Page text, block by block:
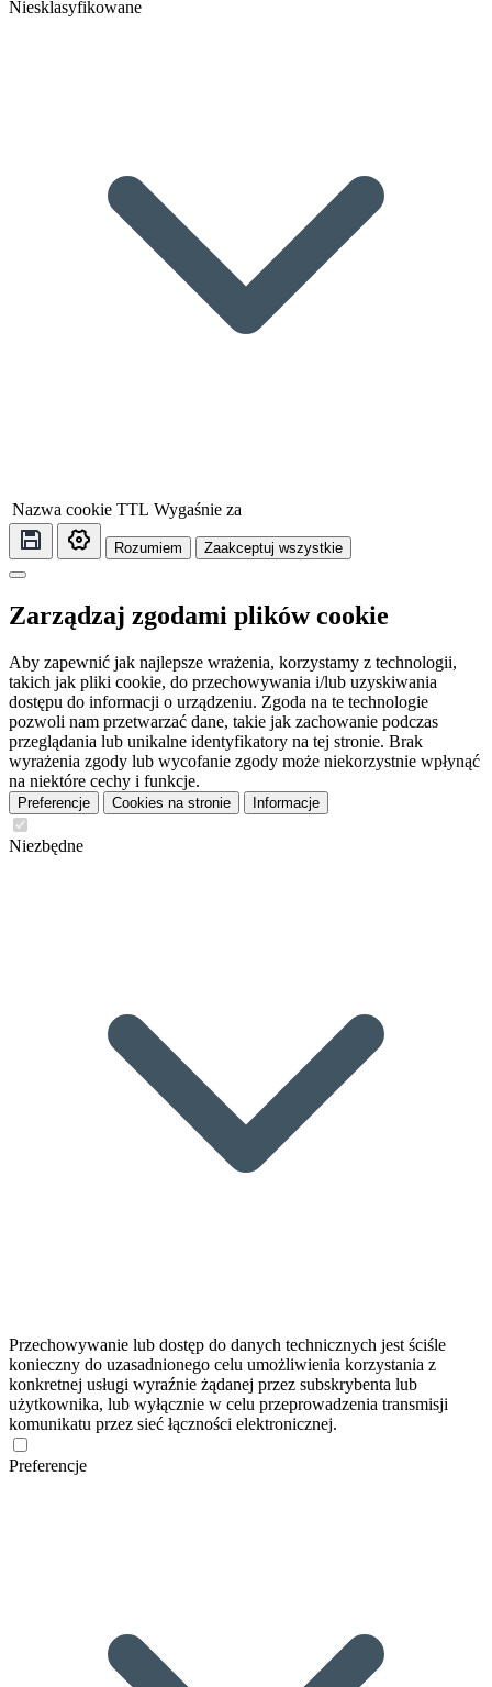
Niesklasyfikowane
Nazwa cookie TTL Wygaśnie za
Rozumiem Zaakceptuj wszystkie
Zarządzaj zgodami plików cookie
Aby zapewnić jak najlepsze wrażenia, korzystamy z technologii,
takich jak pliki cookie, do przechowywania i/lub uzyskiwania
dostępu do informacji o urządzeniu. Zgoda na te technologie
pozwoli nam przetwarzać dane, takie jak zachowanie podczas
przeglądania lub unikalne identyfikatory na tej stronie. Brak
wyrażenia zgody lub wycofanie zgody może niekorzystnie wpłynąć
na niektóre cechy i funkcje.
Preferencje Cookies na stronie Informacje
Niezbędne
Przechowywanie lub dostęp do danych technicznych jest ściśle
konieczny do uzasadnionego celu umożliwienia korzystania z
konkretnej usługi wyraźnie żądanej przez subskrybenta lub
użytkownika, lub wyłącznie w celu przeprowadzenia transmisji
komunikatu przez sieć łączności elektronicznej.
Preferencje